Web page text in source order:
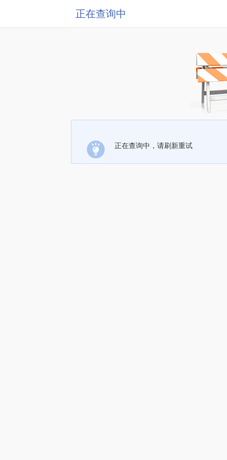
正在查询中
正在查询中，请刷新重试